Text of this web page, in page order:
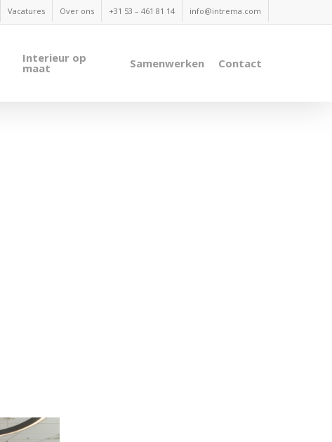
Vacatures Over ons +31 53 – 461 81 14 info@intrema.com
Interieur op
maat Samenwerken Contact